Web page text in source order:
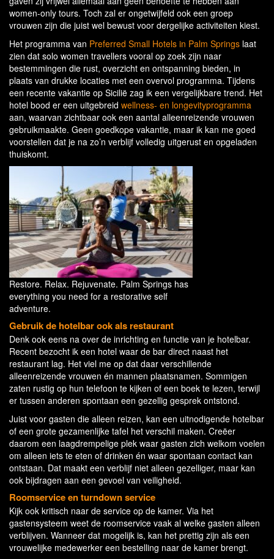
women-only tours. Toch zal er ongetwijfeld ook een groep
vrouwen zijn die juist wel bewust voor dergelijke activiteiten kiest.
Het programma van Preferred Small Hotels in Palm Springs laat
zien dat solo women travellers vooral op zoek zijn naar
bestemmingen die rust, overzicht en ontspanning bieden, in
plaats van drukke locaties met een overvol programma. Tijdens
een recente vakantie op Sicilië zag ik een vergelijkbare trend. Het
hotel bood er een uitgebreid wellness- en longevityprogramma
aan, waarvan zichtbaar ook een aantal alleenreizende vrouwen
gebruikmaakte. Geen goedkope vakantie, maar ik kan me goed
voorstellen dat je na zo’n verblijf volledig uitgerust en opgeladen
thuiskomt.
Restore. Relax. Rejuvenate. Palm Springs has
everything you need for a restorative self
adventure.
Gebruik de hotelbar ook als restaurant
Denk ook eens na over de inrichting en functie van je hotelbar.
Recent bezocht ik een hotel waar de bar direct naast het
restaurant lag. Het viel me op dat daar verschillende
alleenreizende vrouwen én mannen plaatsnamen. Sommigen
zaten rustig op hun telefoon te kijken of een boek te lezen, terwijl
er tussen anderen spontaan een gezellig gesprek ontstond.
Juist voor gasten die alleen reizen, kan een uitnodigende hotelbar
of een grote gezamenlijke tafel het verschil maken. Creëer
daarom een laagdrempelige plek waar gasten zich welkom voelen
om alleen iets te eten of drinken én waar spontaan contact kan
ontstaan. Dat maakt een verblijf niet alleen gezelliger, maar kan
ook bijdragen aan een gevoel van veiligheid.
Roomservice en turndown service
Kijk ook kritisch naar de service op de kamer. Via het
gastensysteem weet de roomservice vaak al welke gasten alleen
verblijven. Wanneer dat mogelijk is, kan het prettig zijn als een
vrouwelijke medewerker een bestelling naar de kamer brengt.